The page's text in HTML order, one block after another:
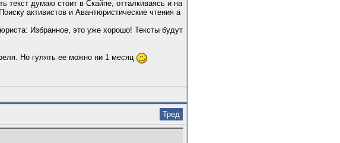
текст думаю стоит в Скайпе, отталкиваясь и на
активистов и Авантюристические чтения а
Избранное, это уже хорошо! Тексты будут
Но гулять ее можно ни 1 месяц
Тред